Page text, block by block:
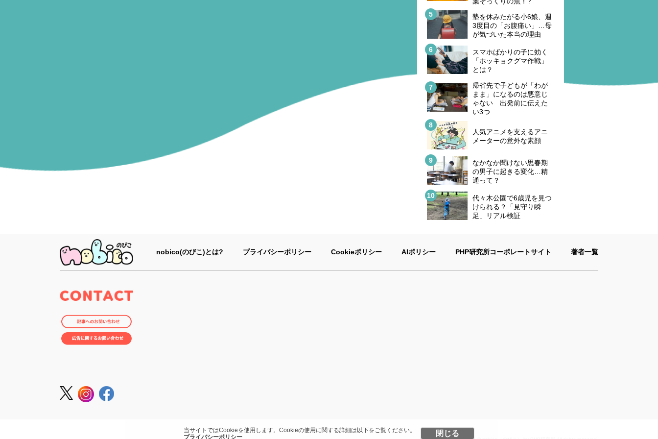
当サイトではCookieを使用します。Cookieの使用に関する詳細は以下をご覧ください。
プライバシーポリシー
閉じる
塾を休みたがる小6娘、週
3度目の「お腹痛い」…母
が気づいた本当の理由
スマホばかりの子に効く
「ホッキョクグマ作戦」
とは？
帰省先で子どもが「わが
まま」になるのは悪意じ
ゃない 出発前に伝えた
い3つ
人気アニメを支えるアニ
メーターの意外な素顔
なかなか聞けない思春期
の男子に起きる変化…精
通って？
代々木公園で6歳児を見つ
けられる？「見守り瞬
足」リアル検証
nobico(のびこ)とは? プライバシーポリシー Cookieポリシー AIポリシー PHP研究所コーポレートサイト 著者一覧